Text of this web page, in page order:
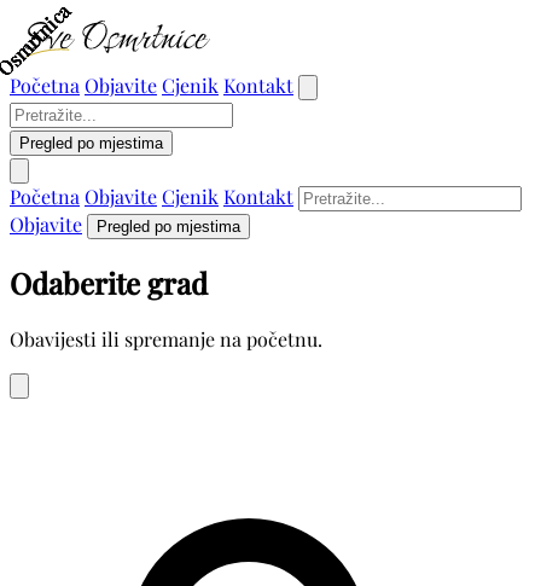
Početna ObjaviteCjenik Kontakt
Pregled po mjestima
Početna ObjaviteCjenik Kontakt
Objavite
Pregled po mjestima
Odaberite grad
Obavijesti ili spremanje na početnu.